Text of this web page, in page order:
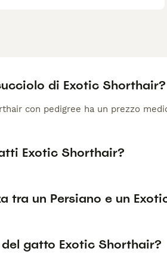
di Exotic Shorthair?
con pedigree ha un prezzo
Exotic Shorthair?
tra un Persiano e un
gatto Exotic Shorthair?